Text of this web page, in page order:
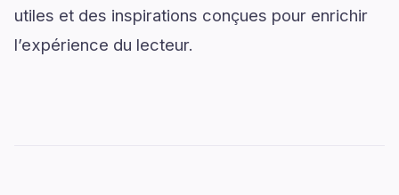
utiles et des inspirations conçues pour enrichir
l’expérience du lecteur.